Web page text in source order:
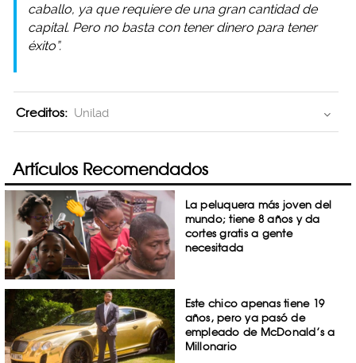
caballo, ya que requiere de una gran cantidad de
capital. Pero no basta con tener dinero para tener
éxito”.
Creditos: Unilad
Artículos Recomendados
La peluquera más joven del
mundo; tiene 8 años y da
cortes gratis a gente
necesitada
Este chico apenas tiene 19
años, pero ya pasó de
empleado de McDonald’s a
Millonario